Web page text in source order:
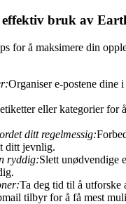
bruk av
for å maksimere din
Organiser e-postene dine
eller kategorier for
ditt regelmessig:
ditt jevnlig.
ryddig:Slett unødvendige
Ta deg tid til å utforske
tilbyr for å få mest